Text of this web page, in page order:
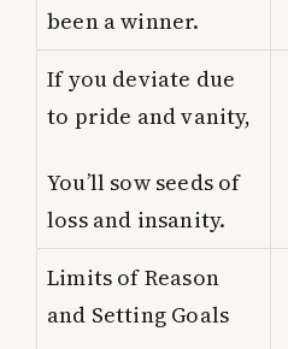
been a winner.
If you deviate due
to pride and vanity,
You’ll sow seeds of
loss and insanity.
Limits of Reason
and Setting Goals